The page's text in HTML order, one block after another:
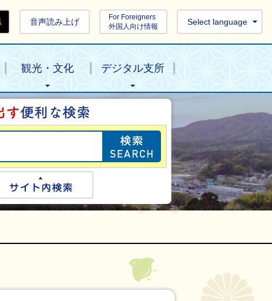
音声読み上げ
For Foreigners
外国人向け情報
Select language
観光・文化 デジタル支所
目的の情報を探
検索